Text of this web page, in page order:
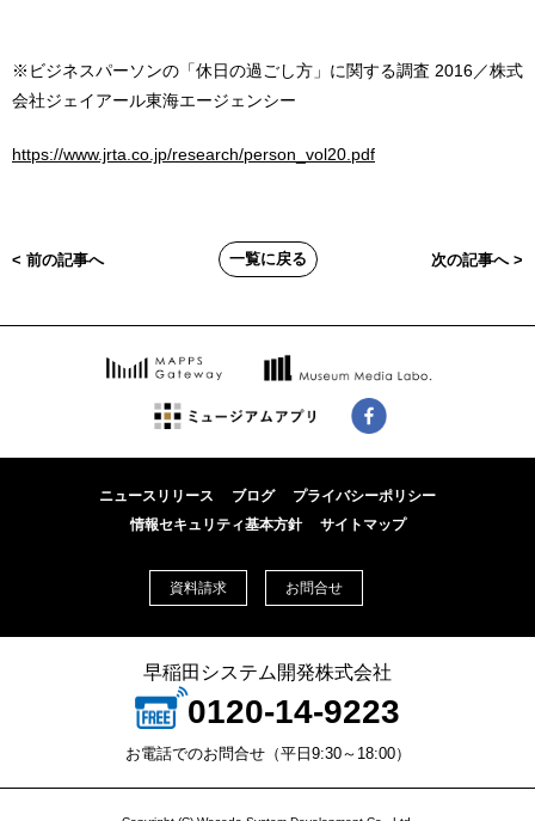
※ビジネスパーソンの「休日の過ごし方」に関する調査 2016／株式
会社ジェイアール東海エージェンシー
https://www.jrta.co.jp/research/person_vol20.pdf
< 前の記事へ 一覧に戻る 次の記事へ >
ニュースリリース ブログ
プライバシーポリシー
情報セキュリティ基本方針
サイトマップ
資料請求 お問合せ
早稲田システム開発株式会社
0120-14-9223
お電話でのお問合せ（平日9:30～18:00）